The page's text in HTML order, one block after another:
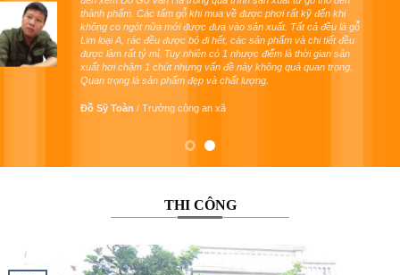
huu
Các sản phẩm khuôn cửa gỗ đẹp và chất lượng. Đầu năm 2017
này nhà tôi đã nhờ Đồ Gỗ Văn Hà hoàn thiện cho công trình của
gia đình và tôi rất hài lòng. Đến nay đã sửa dụng được một thời
gian thì không hề có hiện tượng xuống màu hay bạc màu, co
ngót rồi rạn nứt gì của gỗ, tất cả đều rất êm.
Hoàng Xuân Hữu Chủ tịch xã Nghiêm Xuyên
THI CÔNG